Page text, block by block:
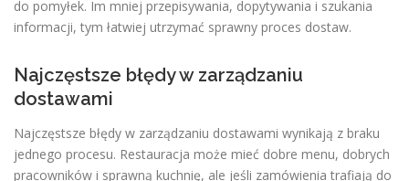
do pomyłek. Im mniej przepisywania, dopytywania i szukania
informacji, tym łatwiej utrzymać sprawny proces dostaw.
Najczęstsze błędy w zarządzaniu
dostawami
Najczęstsze błędy w zarządzaniu dostawami wynikają z braku
jednego procesu. Restauracja może mieć dobre menu, dobrych
pracowników i sprawną kuchnię, ale jeśli zamówienia trafiają do